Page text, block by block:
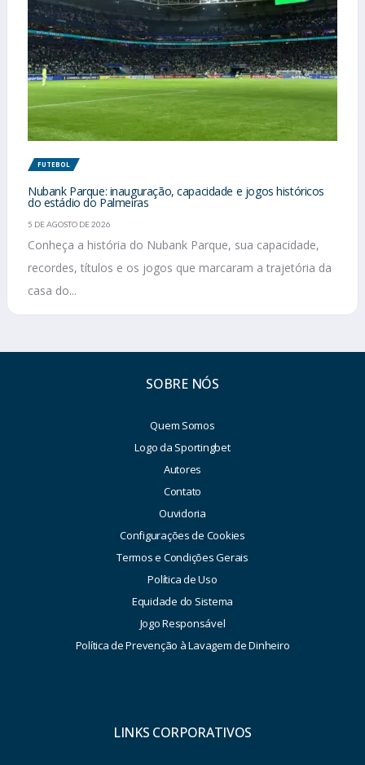
FUTEBOL
Nubank Parque: inauguração, capacidade e jogos históricos
do estádio do Palmeiras
5 DE AGOSTO DE 2026
Conheça a história do Nubank Parque, sua capacidade,
recordes, títulos e os jogos que marcaram a trajetória da
casa do...
SOBRE NÓS
Quem Somos
Logo da Sportingbet
Autores
Contato
Ouvidoria
Configurações de Cookies
Termos e Condições Gerais
Política de Uso
Equidade do Sistema
Jogo Responsável
Política de Prevenção à Lavagem de Dinheiro
LINKS CORPORATIVOS